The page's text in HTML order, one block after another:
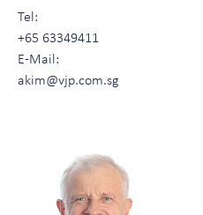
Tel:
+65 63349411
E-Mail:
akim@vjp.com.sg